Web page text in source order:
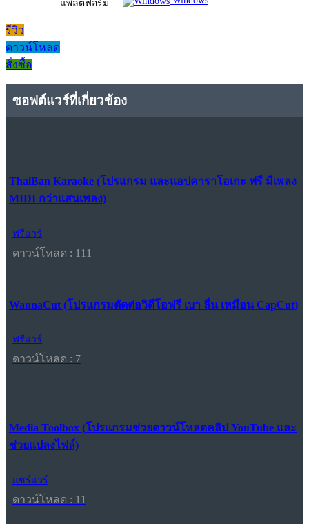
แพลตฟอร์ม
รีวิว
ดาวน์โหลด
สั่งซื้อ
ซอฟต์แวร์ที่เกี่ยวข้อง
ThaiBan Karaoke (โปรแกรม และแอปคาราโอเกะ ฟรี มีเพลง
MIDI กว่าแสนเพลง)
ฟรีแวร์
ดาวน์โหลด : 111
WannaCut (โปรแกรมตัดต่อวิดีโอฟรี เบา ลื่น เหมือน CapCut)
ฟรีแวร์
ดาวน์โหลด : 7
Media Toolbox (โปรแกรมช่วยดาวน์โหลดคลิป YouTube และ
ช่วยแปลงไฟล์)
แชร์แวร์
ดาวน์โหลด : 11